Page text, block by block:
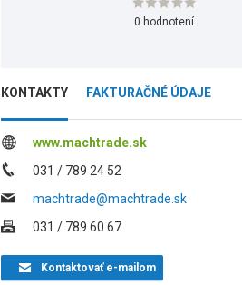
0 hodnotení
KONTAKTY FAKTURAČNÉ ÚDAJE
www.machtrade.sk
031 / 789 24 52
machtrade@machtrade.sk
031 / 789 60 67
Kontaktovaťe-mailom